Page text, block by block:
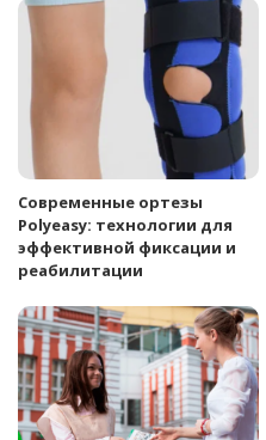
Современные ортезы
Polyeasy: технологии для
эффективной фиксации и
реабилитации